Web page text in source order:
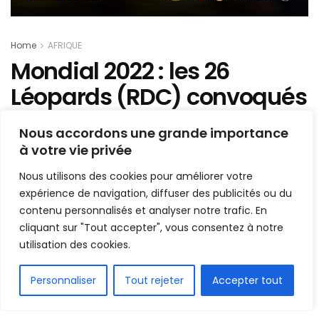
Nous accordons une grande importance
à votre vie privée
Nous utilisons des cookies pour améliorer votre
expérience de navigation, diffuser des publicités ou du
contenu personnalisés et analyser notre trafic. En
cliquant sur "Tout accepter", vous consentez à notre
utilisation des cookies.
Personnaliser Tout rejeter Accepter tout
Home AFRIQUE
Mondial 2022 : les 26
Léopards (RDC) convoqués
pour défier la Tanzanie et le
Bénin connus !
Mis en ligne parla redaction
4 novembre 2021
Temps de lecture:2 minutes
A A
FR